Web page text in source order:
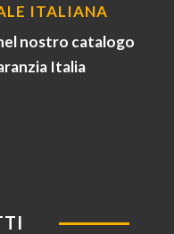
ITALIANA
nostro catalogo
Italia